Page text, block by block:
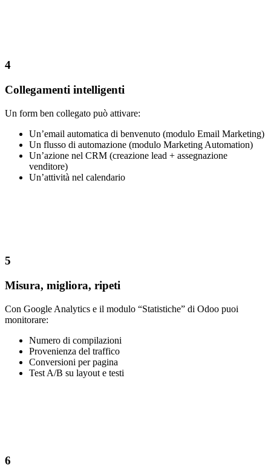
4
Collegamenti intelligenti
Un form ben collegato può attivare:
Un’email automatica di benvenuto (modulo Email Marketing)
Un flusso di automazione (modulo Marketing Automation)
Un’azione nel CRM (creazione lead + assegnazione
venditore)
Un’attività nel calendario
5
Misura, migliora, ripeti
Con Google Analytics e il modulo “Statistiche” di Odoo puoi
monitorare:
Numero di compilazioni
Provenienza del traffico
Conversioni per pagina
Test A/B su layout e testi
6